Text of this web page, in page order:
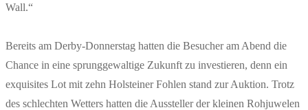
Wall.“
Bereits am Derby-Donnerstag hatten die Besucher am Abend die
Chance in eine sprunggewaltige Zukunft zu investieren, denn ein
exquisites Lot mit zehn Holsteiner Fohlen stand zur Auktion. Trotz
des schlechten Wetters hatten die Aussteller der kleinen Rohjuwelen